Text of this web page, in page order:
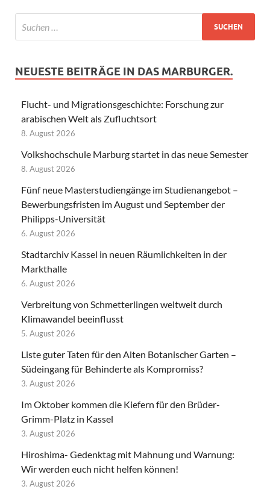
NEUESTE BEITRÄGE IN DAS MARBURGER.
Flucht- und Migrationsgeschichte: Forschung zur
arabischen Welt als Zufluchtsort
8. August 2026
Volkshochschule Marburg startet in das neue Semester
8. August 2026
Fünf neue Masterstudiengänge im Studienangebot –
Bewerbungsfristen im August und September der
Philipps-Universität
6. August 2026
Stadtarchiv Kassel in neuen Räumlichkeiten in der
Markthalle
6. August 2026
Verbreitung von Schmetterlingen weltweit durch
Klimawandel beeinflusst
5. August 2026
Liste guter Taten für den Alten Botanischer Garten –
Südeingang für Behinderte als Kompromiss?
3. August 2026
Im Oktober kommen die Kiefern für den Brüder-
Grimm-Platz in Kassel
3. August 2026
Hiroshima- Gedenktag mit Mahnung und Warnung:
Wir werden euch nicht helfen können!
3. August 2026